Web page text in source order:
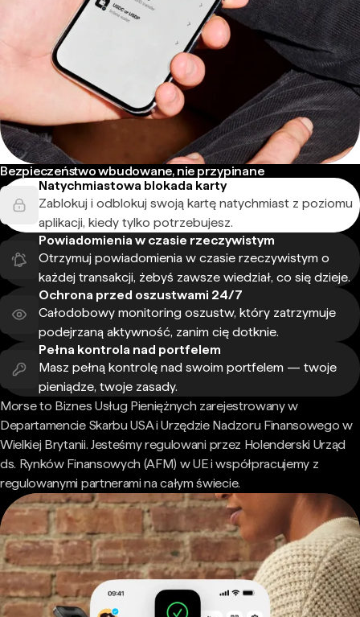
Bezpieczeństwo wbudowane, nie przypinane
Natychmiastowa blokada karty
Zablokuj i odblokuj swoją kartę natychmiast z poziomu
aplikacji, kiedy tylko potrzebujesz.
Powiadomienia w czasie rzeczywistym
Otrzymuj powiadomienia w czasie rzeczywistym o
każdej transakcji, żebyś zawsze wiedział, co się dzieje.
Ochrona przed oszustwami 24/7
Całodobowy monitoring oszustw, który zatrzymuje
podejrzaną aktywność, zanim cię dotknie.
Pełna kontrola nad portfelem
Masz pełną kontrolę nad swoim portfelem — twoje
pieniądze, twoje zasady.
Morse to Biznes Usług Pieniężnych zarejestrowany w
Departamencie Skarbu USA i Urzędzie Nadzoru Finansowego w
Wielkiej Brytanii. Jesteśmy regulowani przez Holenderski Urząd
ds. Rynków Finansowych (AFM) w UE i współpracujemy z
regulowanymi partnerami na całym świecie.